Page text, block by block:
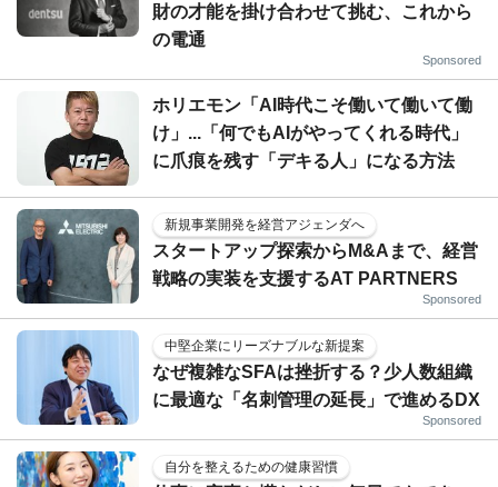
財の才能を掛け合わせて挑む、これから
の電通
Sponsored
ホリエモン「AI時代こそ働いて働いて働
け」...「何でもAIがやってくれる時代」
に爪痕を残す「デキる人」になる方法
新規事業開発を経営アジェンダへ
スタートアップ探索からM&Aまで、経営
戦略の実装を支援するAT PARTNERS
Sponsored
中堅企業にリーズナブルな新提案
なぜ複雑なSFAは挫折する？少人数組織
に最適な「名刺管理の延長」で進めるDX
Sponsored
自分を整えるための健康習慣